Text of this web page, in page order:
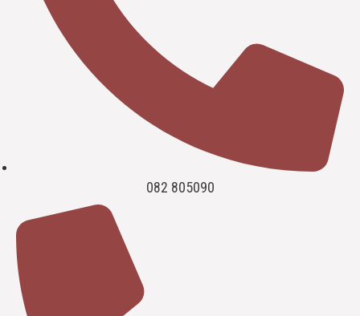
082 805090